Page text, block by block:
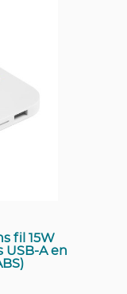
fil 15W
USB-A en